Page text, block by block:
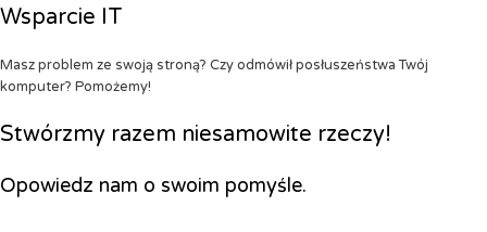
Wsparcie IT
Masz problem ze swoją stroną? Czy odmówił posłuszeństwa Twój
komputer? Pomożemy!
Stwórzmy razem niesamowite rzeczy!
Opowiedz nam o swoim pomyśle.